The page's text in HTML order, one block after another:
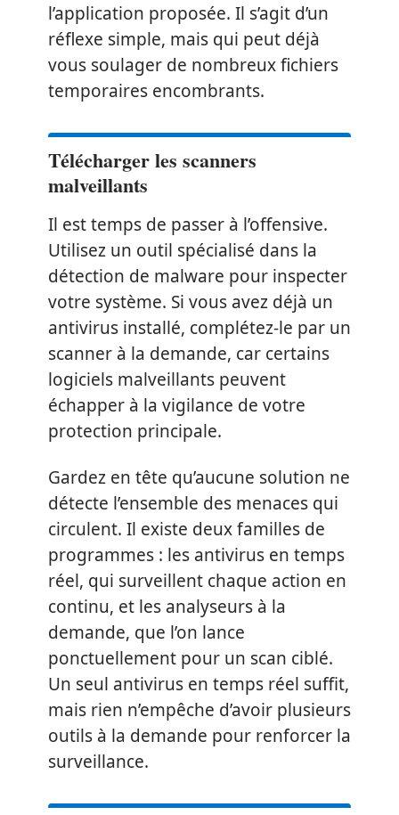
l’application proposée. Il s’agit d’un
réflexe simple, mais qui peut déjà
vous soulager de nombreux fichiers
temporaires encombrants.
Télécharger les scanners
malveillants
Il est temps de passer à l’offensive.
Utilisez un outil spécialisé dans la
détection de malware pour inspecter
votre système. Si vous avez déjà un
antivirus installé, complétez-le par un
scanner à la demande, car certains
logiciels malveillants peuvent
échapper à la vigilance de votre
protection principale.
Gardez en tête qu’aucune solution ne
détecte l’ensemble des menaces qui
circulent. Il existe deux familles de
programmes : les antivirus en temps
réel, qui surveillent chaque action en
continu, et les analyseurs à la
demande, que l’on lance
ponctuellement pour un scan ciblé.
Un seul antivirus en temps réel suffit,
mais rien n’empêche d’avoir plusieurs
outils à la demande pour renforcer la
surveillance.